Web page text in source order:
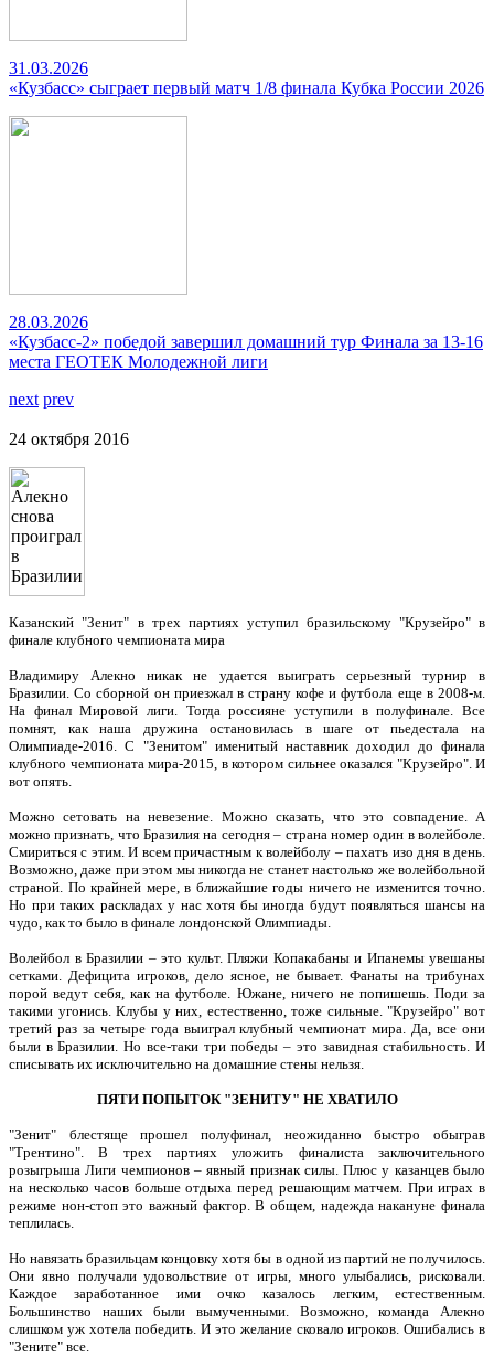
31.03.2026
«Кузбасс» сыграет первый матч 1/8 финала Кубка России 2026
28.03.2026
«Кузбасс-2» победой завершил домашний тур Финала за 13-16
места ГЕОТЕК Молодежной лиги
next prev
24 октября 2016
Казанский "Зенит" в трех партиях уступил бразильскому "Крузейро" в
финале клубного чемпионата мира
Владимиру Алекно никак не удается выиграть серьезный турнир в
Бразилии. Со сборной он приезжал в страну кофе и футбола еще в 2008-м.
На финал Мировой лиги. Тогда россияне уступили в полуфинале. Все
помнят, как наша дружина остановилась в шаге от пьедестала на
Олимпиаде-2016. С "Зенитом" именитый наставник доходил до финала
клубного чемпионата мира-2015, в котором сильнее оказался "Крузейро". И
вот опять.
Можно сетовать на невезение. Можно сказать, что это совпадение. А
можно признать, что Бразилия на сегодня – страна номер один в волейболе.
Смириться с этим. И всем причастным к волейболу – пахать изо дня в день.
Возможно, даже при этом мы никогда не станет настолько же волейбольной
страной. По крайней мере, в ближайшие годы ничего не изменится точно.
Но при таких раскладах у нас хотя бы иногда будут появляться шансы на
чудо, как то было в финале лондонской Олимпиады.
Волейбол в Бразилии – это культ. Пляжи Копакабаны и Ипанемы увешаны
сетками. Дефицита игроков, дело ясное, не бывает. Фанаты на трибунах
порой ведут себя, как на футболе. Южане, ничего не попишешь. Поди за
такими угонись. Клубы у них, естественно, тоже сильные. "Крузейро" вот
третий раз за четыре года выиграл клубный чемпионат мира. Да, все они
были в Бразилии. Но все-таки три победы – это завидная стабильность. И
списывать их исключительно на домашние стены нельзя.
ПЯТИ ПОПЫТОК "ЗЕНИТУ" НЕ ХВАТИЛО
"Зенит" блестяще прошел полуфинал, неожиданно быстро обыграв
"Трентино". В трех партиях уложить финалиста заключительного
розыгрыша Лиги чемпионов – явный признак силы. Плюс у казанцев было
на несколько часов больше отдыха перед решающим матчем. При играх в
режиме нон-стоп это важный фактор. В общем, надежда накануне финала
теплилась.
Но навязать бразильцам концовку хотя бы в одной из партий не получилось.
Они явно получали удовольствие от игры, много улыбались, рисковали.
Каждое заработанное ими очко казалось легким, естественным.
Большинство наших были вымученными. Возможно, команда Алекно
слишком уж хотела победить. И это желание сковало игроков. Ошибались в
"Зените" все.